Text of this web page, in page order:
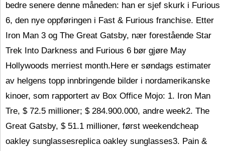
bedre senere denne måneden: han er sjef skurk i Furious
6, den nye oppføringen i Fast & Furious franchise. Etter
Iron Man 3 og The Great Gatsby, nær forestående Star
Trek Into Darkness and Furious 6 bør gjøre May
Hollywoods merriest month.Here er søndags estimater
av helgens topp innbringende bilder i nordamerikanske
kinoer, som rapportert av Box Office Mojo: 1. Iron Man
Tre, $ 72.5 millioner; $ 284.900.000, andre week2. The
Great Gatsby, $ 51.1 millioner, først weekendcheap
oakley sunglassesreplica oakley sunglasses3. Pain &